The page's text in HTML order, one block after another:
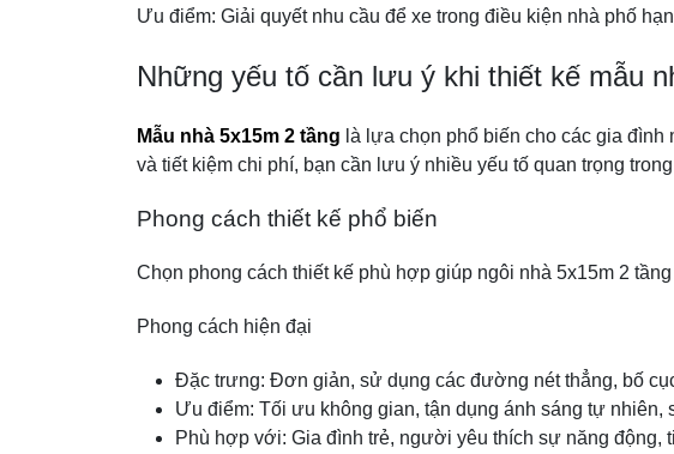
Ưu điểm: Giải quyết nhu cầu để xe trong điều kiện nhà phố
Những yếu tố cần lưu ý khi thiết kế mẫu
Mẫu nhà 5x15m 2 tầng là lựa chọn phổ biến cho các gia
và tiết kiệm chi phí, bạn cần lưu ý nhiều yếu tố quan trọng
Phong cách thiết kế phổ biến
Chọn phong cách thiết kế phù hợp giúp ngôi nhà 5x15m 2
Phong cách hiện đại
Đặc trưng: Đơn giản, sử dụng các đường nét thẳng, bố
Ưu điểm: Tối ưu không gian, tận dụng ánh sáng tự nhiên,
Phù hợp với: Gia đình trẻ, người yêu thích sự năng động,